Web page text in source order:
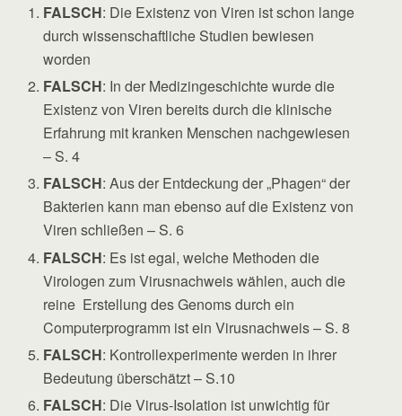
FALSCH: Die Existenz von Viren ist schon lange
durch wissenschaftliche Studien bewiesen
worden
FALSCH: In der Medizingeschichte wurde die
Existenz von Viren bereits durch die klinische
Erfahrung mit kranken Menschen nachgewiesen
– S. 4
FALSCH: Aus der Entdeckung der „Phagen“ der
Bakterien kann man ebenso auf die Existenz von
Viren schließen – S. 6
FALSCH: Es ist egal, welche Methoden die
Virologen zum Virusnachweis wählen, auch die
reine Erstellung des Genoms durch ein
Computerprogramm ist ein Virusnachweis – S. 8
FALSCH: Kontrollexperimente werden in ihrer
Bedeutung überschätzt – S.10
FALSCH: Die Virus-Isolation ist unwichtig für